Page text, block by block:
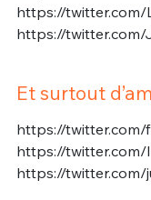
https://twitter.com/
https://twitter.com/
Et surtout
https://twitter.com/
https://twitter.com/
https://twitter.com/